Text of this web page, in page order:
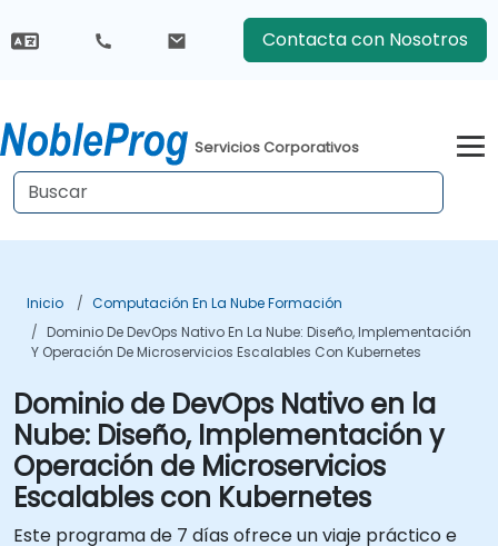
Contacta con Nosotros
Servicios Corporativos
Inicio
Computación En La Nube Formación
Dominio De DevOps Nativo En La Nube: Diseño, Implementación
Y Operación De Microservicios Escalables Con Kubernetes
Dominio de DevOps Nativo en la
Nube: Diseño, Implementación y
Operación de Microservicios
Escalables con Kubernetes
Este programa de 7 días ofrece un viaje práctico e